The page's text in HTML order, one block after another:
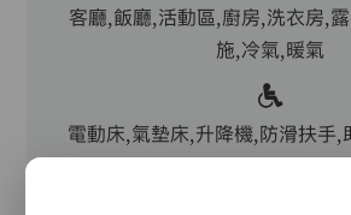
客廳,飯廳,活動區,廚房,洗衣房,
施,冷氣,暖氣
電動床,氣墊床,升降機,防滑扶手,